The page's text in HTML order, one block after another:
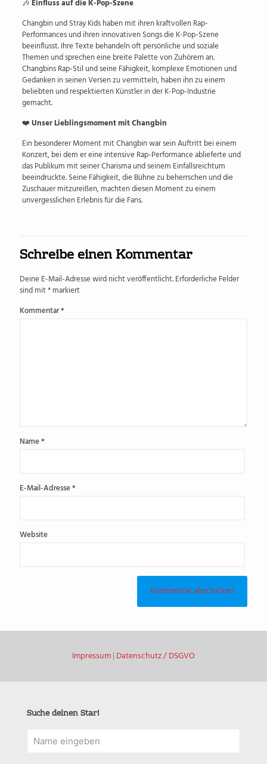
🎶Einfluss auf die K-Pop-Szene
Changbin und Stray Kids haben mit ihren kraftvollen Rap-
Performances und ihren innovativen Songs die K-Pop-Szene
beeinflusst. Ihre Texte behandeln oft persönliche und soziale
Themen und sprechen eine breite Palette von Zuhörern an.
Changbins Rap-Stil und seine Fähigkeit, komplexe Emotionen und
Gedanken in seinen Versen zu vermitteln, haben ihn zu einem
beliebten und respektierten Künstler in der K-Pop-Industrie
gemacht.
❤️Unser Lieblingsmoment mit Changbin
Ein besonderer Moment mit Changbin war sein Auftritt bei einem
Konzert, bei dem er eine intensive Rap-Performance ablieferte und
das Publikum mit seiner Charisma und seinem Einfallsreichtum
beeindruckte. Seine Fähigkeit, die Bühne zu beherrschen und die
Zuschauer mitzureißen, machten diesen Moment zu einem
unvergesslichen Erlebnis für die Fans.
Schreibe einen Kommentar
Deine E-Mail-Adresse wird nicht veröffentlicht.Erforderliche Felder
sind mit*markiert
Kommentar*
Name*
E-Mail-Adresse*
Website
Impressum| Datenschutz / DSGVO
Suche deinen Star!